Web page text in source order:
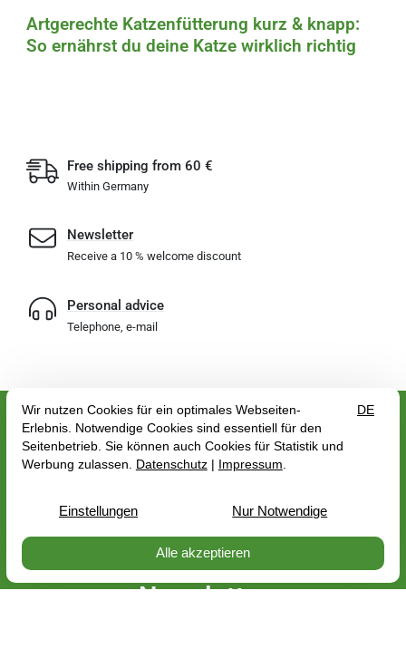
Artgerechte Katzenfütterung kurz & knapp:
So ernährst du deine Katze wirklich richtig
Free shipping from 60 €
Within Germany
Newsletter
Receive a 10 % welcome discount
Personal advice
Telephone, e-mail
Customer account
Catalogues
Newsletter